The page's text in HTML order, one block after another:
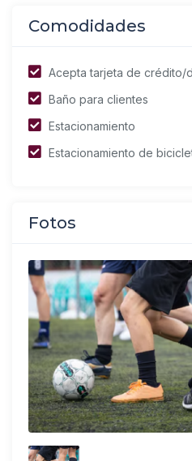
Comodidades
Acepta tarjeta de crédito/
Baño para clientes
Estacionamiento
Estacionamiento de
Fotos